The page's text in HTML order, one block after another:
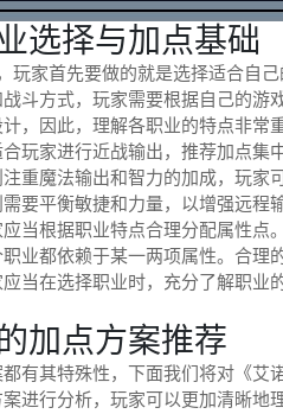
选择与加点基础
玩家首先要做的就是选择适合自
斗方式，玩家需要根据自己的游
，因此，理解各职业的特点非常重
玩家进行近战输出，推荐加点集
重魔法输出和智力的加成，玩家
要平衡敏捷和力量，以增强远程
当根据职业特点合理分配属性点
业都依赖于某一两项属性。合理
当在选择职业时，充分了解职业
加点方案推荐
有其特殊性，下面我们将对《艾
进行分析，玩家可以更加清晰地